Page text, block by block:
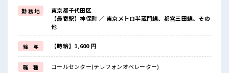
≪自分の時間も大切≫
残業はほとんどナシ！
場合によってはお願いすることもあります♪
≪完全週休二日制≫
週末は家族や友人と一緒にプライベート満喫！
≪自分に向いている仕事が探せる≫
困った事などがあれば、
担当がしっかりサポートします！
勤 務 地
東京都千代田区
【最寄駅】神保町 ／ 東京メトロ半蔵門線、都営三田線、その
他
給 与 【時給】1,600 円
職 種 コールセンター(テレフォンオペレーター)